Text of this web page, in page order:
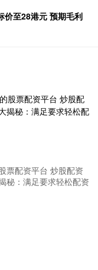
价至28港元 预期毛利
票配资平台 炒股配资
秘：满足要求轻松配资